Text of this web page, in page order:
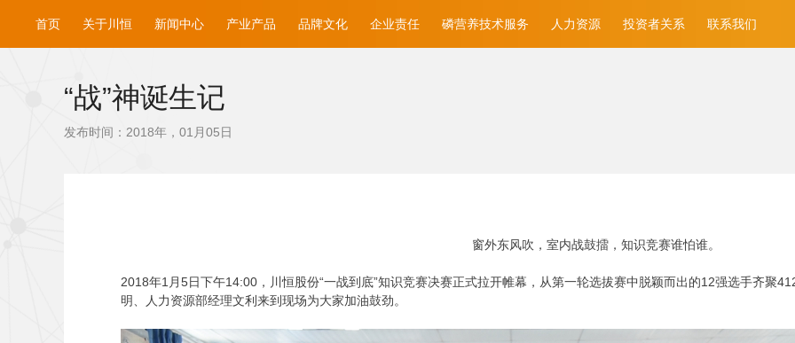
首页 关于川恒 新闻中心 产业产品 品牌文化 企业责任 磷营养技术服务 人力资源 投资者关系 联系我们
“战”神诞生记
发布时间：2018年，01月05日
窗外东风吹，室内战鼓擂，知识竞赛谁怕谁。
2018年1月5日下午14:00，川恒股份“一战到底”知识竞赛决赛正式拉开帷幕，从第一轮选拔赛中脱颖而出的12强选手齐聚
明、人力资源部经理文利来到现场为大家加油鼓劲。